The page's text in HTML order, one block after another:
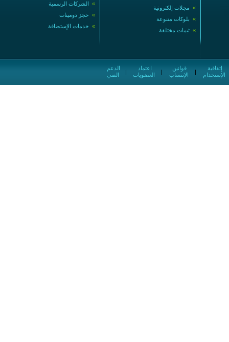
» الشركات الرسمية
» حجز دومينات
» خدمات الإستضافة
» مجلات إلكترونية
» بلوكات متنوعة
» ثيمات مختلفة
الفني
|
العضويات
|
الإنتساب
|
الإستخدام